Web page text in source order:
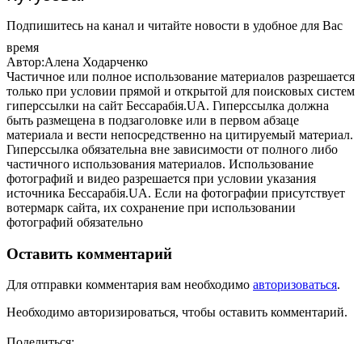
Подпишитесь на канал и читайте новости в удобное для Вас
время
Автор:Алена Ходарченко
Частичное или полное использование материалов разрешается
только при условии прямой и открытой для поисковых систем
гиперссылки на сайт Бессарабія.UA. Гиперссылка должна
быть размещена в подзаголовке или в первом абзаце
материала и вести непосредственно на цитируемый материал.
Гиперссылка обязательна вне зависимости от полного либо
частичного использования материалов. Использование
фотографий и видео разрешается при условии указания
источника Бессарабія.UA. Если на фотографии присутствует
вотермарк сайта, их сохранение при использовании
фотографий обязательно
Оставить комментарий
Для отправки комментария вам необходимо авторизоваться.
Необходимо авторизироваться, чтобы оставить комментарий.